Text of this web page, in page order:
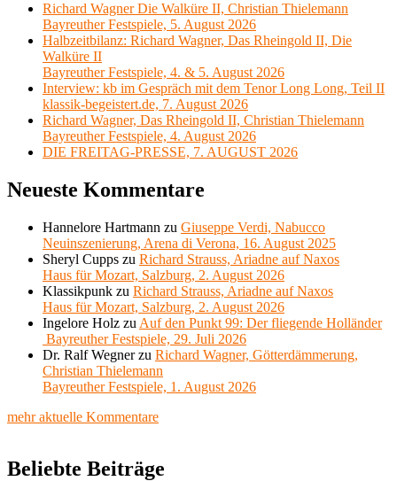
Richard Wagner Die Walküre II, Christian Thielemann
Bayreuther Festspiele, 5. August 2026
Halbzeitbilanz: Richard Wagner, Das Rheingold II, Die
Walküre II
Bayreuther Festspiele, 4. & 5. August 2026
Interview: kb im Gespräch mit dem Tenor Long Long, Teil II
klassik-begeistert.de, 7. August 2026
Richard Wagner, Das Rheingold II, Christian Thielemann
Bayreuther Festspiele, 4. August 2026
DIE FREITAG-PRESSE, 7. AUGUST 2026
Neueste Kommentare
Hannelore Hartmann zu Giuseppe Verdi, Nabucco
Neuinszenierung, Arena di Verona, 16. August 2025
Sheryl Cupps zu Richard Strauss, Ariadne auf Naxos
Haus für Mozart, Salzburg, 2. August 2026
Klassikpunk zu Richard Strauss, Ariadne auf Naxos
Haus für Mozart, Salzburg, 2. August 2026
Ingelore Holz zu Auf den Punkt 99: Der fliegende Holländer
Bayreuther Festspiele, 29. Juli 2026
Dr. Ralf Wegnerzu Richard Wagner, Götterdämmerung,
Christian Thielemann
Bayreuther Festspiele, 1. August 2026
mehr aktuelle Kommentare
Beliebte Beiträge